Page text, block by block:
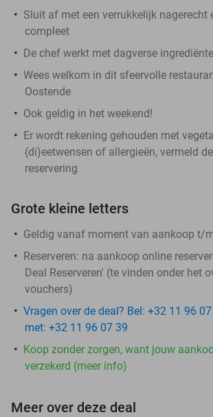
Sluit af met een verrukkelijk nagerecht
compleet
De chef werkt met dagverse
Wees welkom in dit sfeervolle
Oostende
Ook geldig in het weekend!
Er wordt rekening gehouden met
(di)eetwensen of allergieën, vermeld
reservering
Grote kleine letters
Geldig vanaf moment van aankoop t/
Reserveren: na aankoop online
Deal Reserveren' (te vinden onder het
vouchers)
Vragen over de deal? Bel: +32 11 96
met: +32 11 96 07 39
Koop zonder zorgen, want jouw
verzekerd (meer info)
Meer over deze deal